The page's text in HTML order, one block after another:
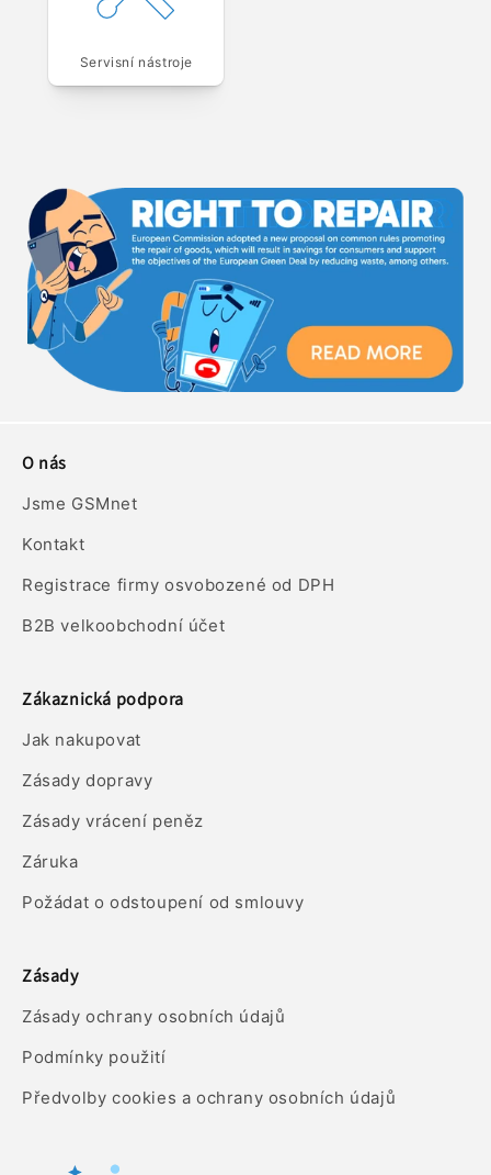
Servisní nástroje
O nás
Jsme GSMnet
Kontakt
Registrace firmy osvobozené od DPH
B2B velkoobchodní účet
Zákaznická podpora
Jak nakupovat
Zásady dopravy
Zásady vrácení peněz
Záruka
Požádat o odstoupení od smlouvy
Zásady
Zásady ochrany osobních údajů
Podmínky použití
Předvolby cookies a ochrany osobních údajů